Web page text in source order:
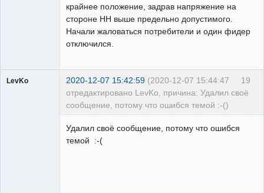
крайнее положение, задрав напряжение на
стороне НН выше предельно допустимого.
Начали жаловаться потребители и один фидер
отключился.
19
LevKo 2020-12-07 15:42:59 (2020-12-07 15:44:47
отредактировано LevKo, причина: Удалил своё
сообщение, потому что ошибся темой :-()
Удалил своё сообщение, потому что ошибся
темой :-(